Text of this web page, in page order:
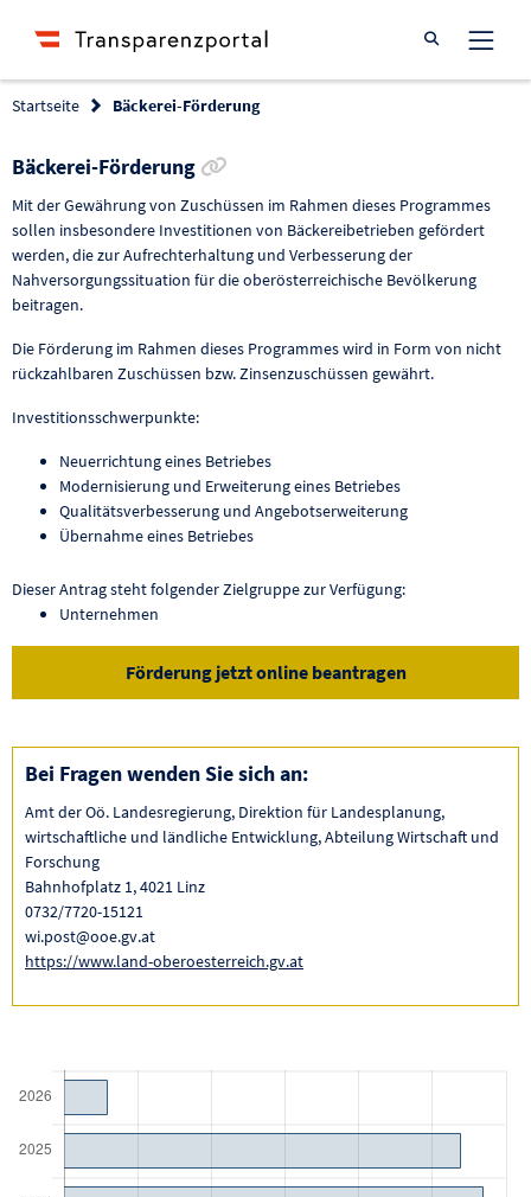
Suche öffnen
Startseite Bäckerei-Förderung
Bäckerei-Förderung
Mit der Gewährung von Zuschüssen im Rahmen dieses Programmes
sollen insbesondere Investitionen von Bäckereibetrieben gefördert
werden, die zur Aufrechterhaltung und Verbesserung der
Nahversorgungssituation für die oberösterreichische Bevölkerung
beitragen.
Die Förderung im Rahmen dieses Programmes wird in Form von nicht
rückzahlbaren Zuschüssen bzw. Zinsenzuschüssen gewährt.
Investitionsschwerpunkte:
Neuerrichtung eines Betriebes
Modernisierung und Erweiterung eines Betriebes
Qualitätsverbesserung und Angebotserweiterung
Übernahme eines Betriebes
Dieser Antrag steht folgender Zielgruppe zur Verfügung:
Unternehmen
Förderung jetzt online beantragen
Bei Fragen wenden Sie sich an:
Amt der Oö. Landesregierung, Direktion für Landesplanung,
wirtschaftliche und ländliche Entwicklung, Abteilung Wirtschaft und
Forschung
Bahnhofplatz 1, 4021 Linz
0732/7720-15121
wi.post@ooe.gv.at
https://www.land-oberoesterreich.gv.at